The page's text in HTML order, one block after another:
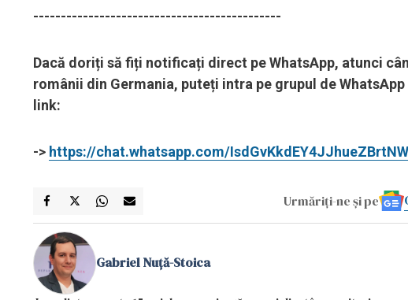
---------------------------------------------
Dacă doriți să fiți notificați direct pe WhatsApp, atunci
românii din Germania, puteți intra pe grupul de
link:
-> https://chat.whatsapp.com/IsdGvKkdEY4JJhueZBrtNW
Urmăriți-ne și pe
Gabriel Nuță-Stoica